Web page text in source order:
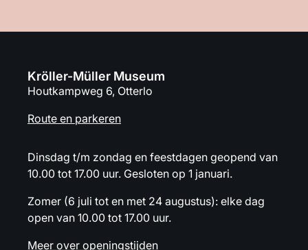
Kröller-Müller Museum
Houtkampweg 6, Otterlo
Route en parkeren
Dinsdag t/m zondag en feestdagen geopend van
10.00 tot 17.00 uur. Gesloten op 1 januari.
Zomer (6 juli tot en met 24 augustus): elke dag
open van 10.00 tot 17.00 uur.
Meer over openingstijden